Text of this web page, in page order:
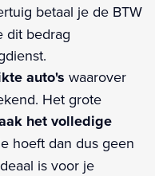
betaal je de BTW
dit bedrag
auto's waarover
Het grote
het volledige
hoeft dan dus geen
is voor je